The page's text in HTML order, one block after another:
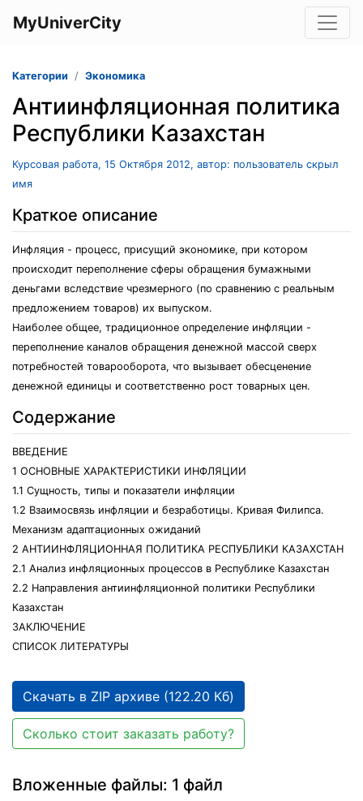
MyUniverCity
Категории Экономика
Антиинфляционная политика
Республики Казахстан
Курсовая работа, 15 Октября 2012, автор: пользователь скрыл
имя
Краткое описание
Инфляция - процесс, присущий экономике, при котором
происходит переполнение сферы обращения бумажными
деньгами вследствие чрезмерного (по сравнению с реальным
предложением товаров) их выпуском.
Наиболее общее, традиционное определение инфляции -
переполнение каналов обращения денежной массой сверх
потребностей товарооборота, что вызывает обесценение
денежной единицы и соответственно рост товарных цен.
Содержание
ВВЕДЕНИЕ
1 ОСНОВНЫЕ ХАРАКТЕРИСТИКИ ИНФЛЯЦИИ
1.1 Сущность, типы и показатели инфляции
1.2 Взаимосвязь инфляции и безработицы. Кривая Филипса.
Механизм адаптационных ожиданий
2 АНТИИНФЛЯЦИОННАЯ ПОЛИТИКА РЕСПУБЛИКИ КАЗАХСТАН
2.1 Анализ инфляционных процессов в Республике Казахстан
2.2 Направления антиинфляционной политики Республики
Казахстан
ЗАКЛЮЧЕНИЕ
СПИСОК ЛИТЕРАТУРЫ
Скачать в ZIP архиве (122.20 Кб)
Сколько стоит заказать работу?
Вложенные файлы: 1 файл